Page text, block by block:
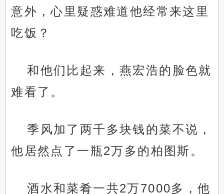
意外，心里疑惑难道他经常来这里
吃饭？
和他们比起来，燕宏浩的脸色就
难看了。
季风加了两千多块钱的菜不说，
他居然点了一瓶2万多的柏图斯。
酒水和菜肴一共2万7000多，他